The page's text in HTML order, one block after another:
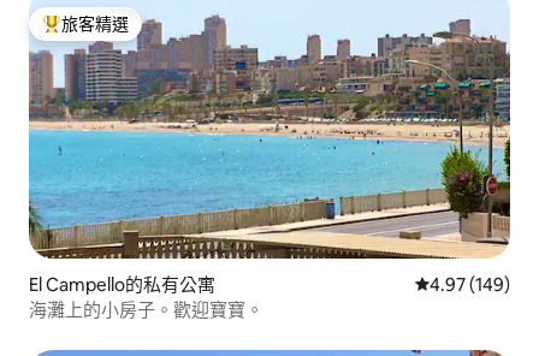
旅客精選榜首
旅客精選
El Campello的私有公寓 從 149 則評價
4.97 (149)
海灘上的小房子。歡迎寶寶。